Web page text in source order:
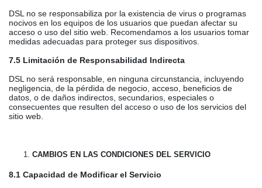
DSL no se responsabiliza por la existencia de virus o programas
nocivos en los equipos de los usuarios que puedan afectar su
acceso o uso del sitio web. Recomendamos a los usuarios tomar
medidas adecuadas para proteger sus dispositivos.
7.5 Limitación de Responsabilidad Indirecta
DSL no será responsable, en ninguna circunstancia, incluyendo
negligencia, de la pérdida de negocio, acceso, beneficios de
datos, o de daños indirectos, secundarios, especiales o
consecuentes que resulten del acceso o uso de los servicios del
sitio web.
CAMBIOS EN LAS CONDICIONES DEL SERVICIO
8.1 Capacidad de Modificar el Servicio